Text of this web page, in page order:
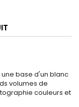
base d'un blanc
volumes de
couleurs et